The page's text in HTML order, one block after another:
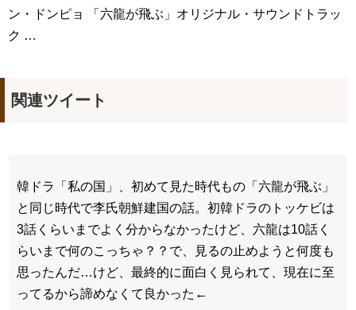
ン・ドンピョ 「六龍が飛ぶ」オリジナル・サウンドトラッ
ク …
関連ツイート
韓ドラ「私の国」、初めて見た時代もの「六龍が飛ぶ」
と同じ時代で李氏朝鮮建国の話。初韓ドラのトッケビは
3話くらいまでよく分からなかったけど、六龍は10話く
らいまで何のこっちゃ？？で、見るの止めようと何度も
思ったんだ…けど、最終的に面白く見られて、現在に至
ってるから諦めなくて良かった←